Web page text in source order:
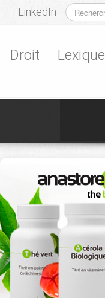
LinkedIn
Droit Lexique